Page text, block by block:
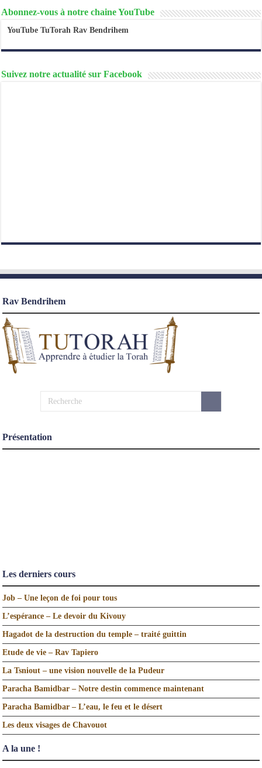
Abonnez-vous à notre chaine YouTube
YouTube TuTorah Rav Bendrihem
Suivez notre actualité sur Facebook
Rav Bendrihem
Présentation
Les derniers cours
Job – Une leçon de foi pour tous
L’espérance – Le devoir du Kivouy
Hagadot de la destruction du temple – traité guittin
Etude de vie – Rav Tapiero
La Tsniout – une vision nouvelle de la Pudeur
Paracha Bamidbar – Notre destin commence maintenant
Paracha Bamidbar – L’eau, le feu et le désert
Les deux visages de Chavouot
A la une !